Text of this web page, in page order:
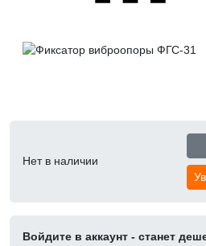
Нет в наличии
Войдите в аккаунт - станет